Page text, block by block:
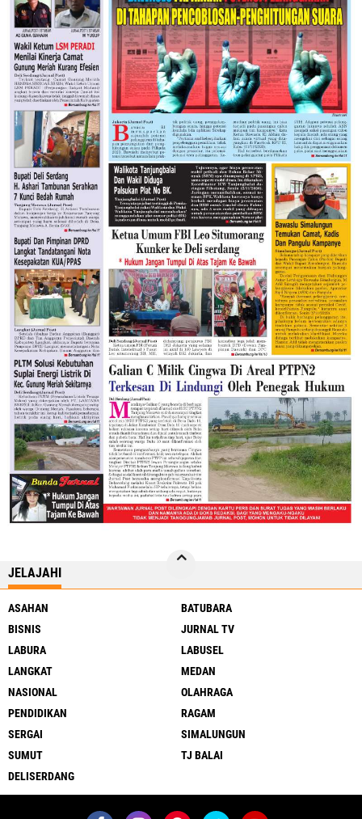
JELAJAHI
ASAHAN
BATUBARA
BISNIS
JURNAL TV
LABURA
LABUSEL
LANGKAT
MEDAN
NASIONAL
OLAHRAGA
PENDIDIKAN
RAGAM
SERGAI
SIMALUNGUN
SUMUT
TJ BALAI
DELISERDANG